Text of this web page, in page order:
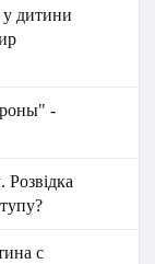
дитини
-
с